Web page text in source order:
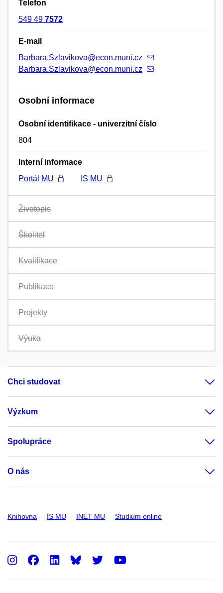
Telefon
549 49 7572
E-mail
Barbara.Szlavikova@econ.muni.cz
Barbara.Szlavikova@econ.muni.cz
Osobní informace
Osobní identifikace - univerzitní číslo
804
Interní informace
Portál MU
IS MU
Životopis
Školitel
Kvalifikace
Publikace
Projekty
Výuka
Chci studovat
Výzkum
Spolupráce
O nás
Knihovna IS MU INET MU Studium online
Instagram
Facebook
LinkedInTwitter